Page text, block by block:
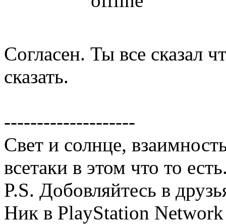
Согласен. Ты все сказал
сказать.
--------------------
Свет и солнце,
всетаки в этом что то
P.S. Добовляйтесь в
Ник в PlayStation Network